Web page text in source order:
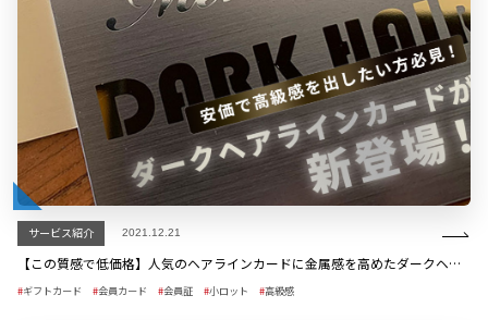
サービス紹介 2021.12.21
【この質感で低価格】人気のヘアラインカードに金属感を高めたダークヘアラインカードが新登場！
ギフトカード 会員カード 会員証 小ロット 高級感